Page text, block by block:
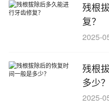
残根
复？
2025-
残根
多少？
2025-